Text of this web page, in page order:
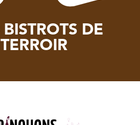
DE
TERROIR